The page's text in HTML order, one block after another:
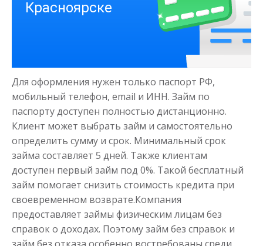
Сумма до50 000₽
Получить
Моментальный займ
Для оформления нужен только паспорт РФ,
мобильный телефон, email и ИНН. Займ по
паспорту доступен полностью дистанционно.
Клиент может выбрать займ и самостоятельно
определить сумму и срок. Минимальный срок
займа составляет 5 дней. Также клиентам
доступен первый займ под 0%. Такой бесплатный
займ помогает снизить стоимость кредита при
своевременном возврате.Компания
предоставляет займы физическим лицам без
справок о доходах. Поэтому займ без справок и